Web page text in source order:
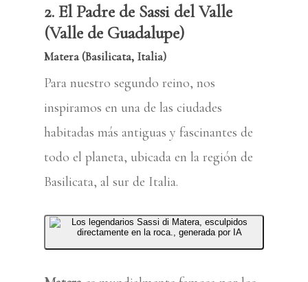
2. El Padre de Sassi del Valle
(Valle de Guadalupe)
Matera (Basilicata, Italia)
Para nuestro segundo reino, nos
inspiramos en una de las ciudades
habitadas más antiguas y fascinantes de
todo el planeta, ubicada en la región de
Basilicata, al sur de Italia.